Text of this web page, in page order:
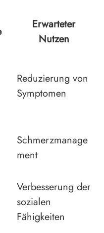
Erwarteter
Nutzen
Reduzierung von
Symptomen
Schmerzmanage
ment
Verbesserung der
sozialen
Fähigkeiten